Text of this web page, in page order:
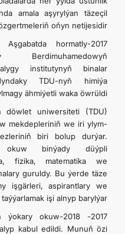
amala aşyrylýan täzeçil
oňyn netijesidir.
Aşgabatda hormatly
Berdimuhamedowyň
institutynyň binalar
TDU-nyň himiýa
ähmiýetli waka öwrüldi.
döwlet uniwersiteti (TDU)
mekdepleriniň we iri ylym-
biri bolup durýar.
okuw binýady düýpli
fizika, matematika we
guruldy. Bu ýerde täze
işgärleri, aspirantlary we
işi alnyp barylýar.
ýokary okuw
kabul edildi. Munuň özi